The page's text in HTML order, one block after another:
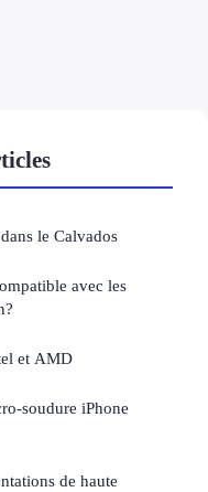
le Calvados
avec les
et AMD
soudure iPhone
de haute